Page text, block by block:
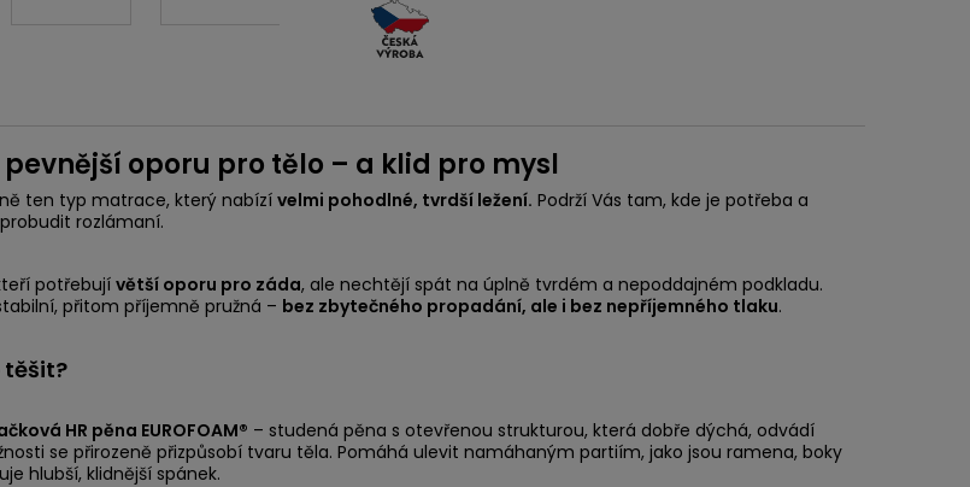
oporu pro tělo – a klid pro mysl
ten typ matrace, který nabízí velmi pohodlné, tvrdší ležení. Podrží Vás tam, kde je potřeba a
rozlámaní.
potřebují větší oporu pro záda, ale nechtějí spát na úplně tvrdém a nepoddajném podkladu.
přitom příjemně pružná – bez zbytečného propadání, ale i bez nepříjemného tlaku.
těšit?
HR pěna EUROFOAM® – studená pěna s otevřenou strukturou, která dobře dýchá, odvádí
se přirozeně přizpůsobí tvaru těla. Pomáhá ulevit namáhaným partiím, jako jsou ramena, boky
hlubší, klidnější spánek.